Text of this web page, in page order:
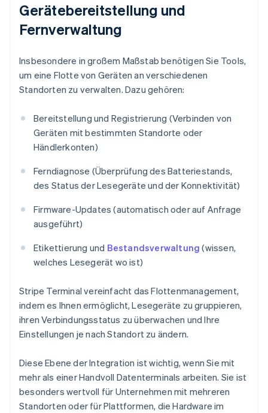
Gerätebereitstellung und
Fernverwaltung
Insbesondere in großem Maßstab benötigen Sie Tools,
um eine Flotte von Geräten an verschiedenen
Standorten zu verwalten. Dazu gehören:
Bereitstellung und Registrierung (Verbinden von
Geräten mit bestimmten Standorte oder
Händlerkonten)
Ferndiagnose (Überprüfung des Batteriestands,
des Status der Lesegeräte und der Konnektivität)
Firmware-Updates (automatisch oder auf Anfrage
ausgeführt)
Etikettierung und Bestandsverwaltung (wissen,
welches Lesegerät wo ist)
Stripe Terminal vereinfacht das Flottenmanagement,
indem es Ihnen ermöglicht, Lesegeräte zu gruppieren,
ihren Verbindungsstatus zu überwachen und Ihre
Einstellungen je nach Standort zu ändern.
Diese Ebene der Integration ist wichtig, wenn Sie mit
mehr als einer Handvoll Datenterminals arbeiten. Sie ist
besonders wertvoll für Unternehmen mit mehreren
Standorten oder für Plattformen, die Hardware im